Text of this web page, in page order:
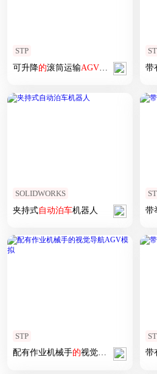
STP
可升降的滚筒运输AGV模拟 带
SOLIDWORKS
夹持式自动泊车机器人 带
STP
配有作业机械手的视觉导航 AGV 模拟带